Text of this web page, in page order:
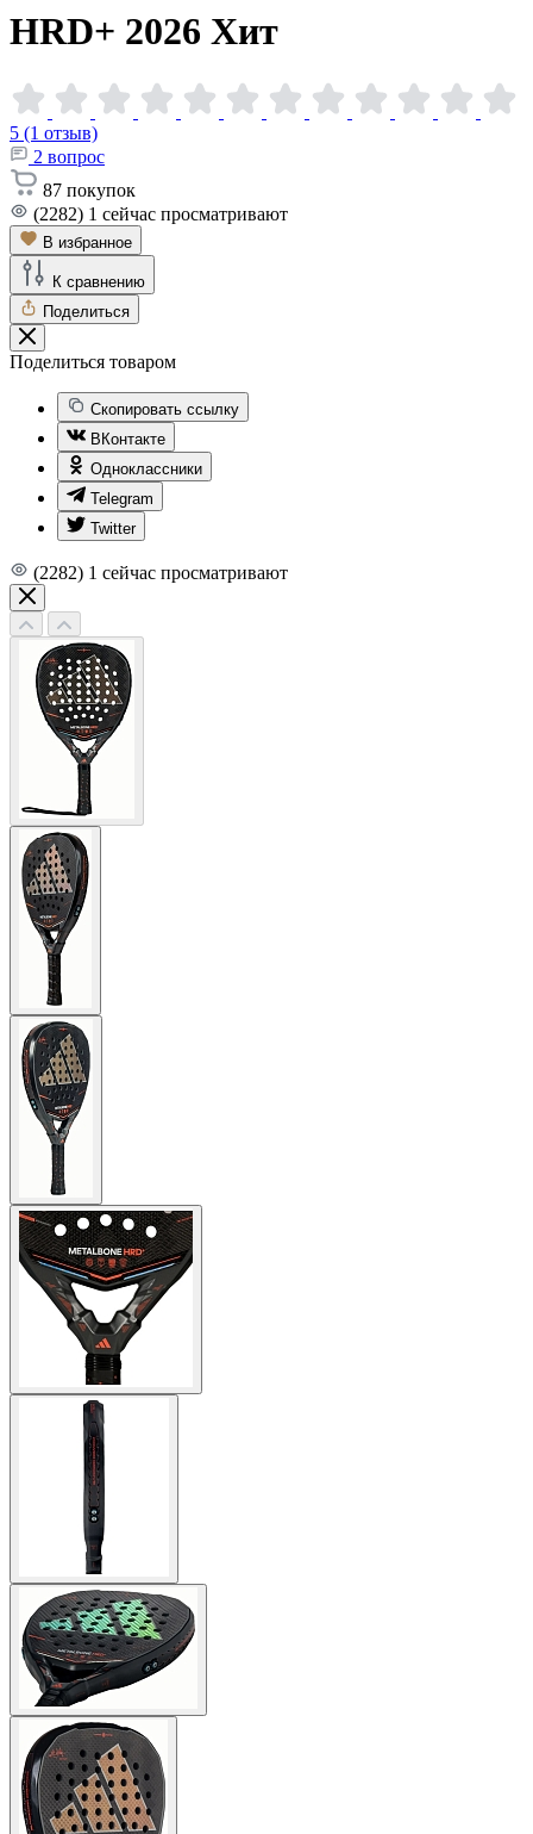
HRD+ 2026 Хит
5 (1 отзыв)
2 вопрос
87 покупок
(2282) 1 сейчас просматривают
В избранное
К сравнению
Поделиться
Поделиться товаром
Скопировать ссылку
ВКонтакте
Одноклассники
Telegram
Twitter
(2282) 1 сейчас просматривают